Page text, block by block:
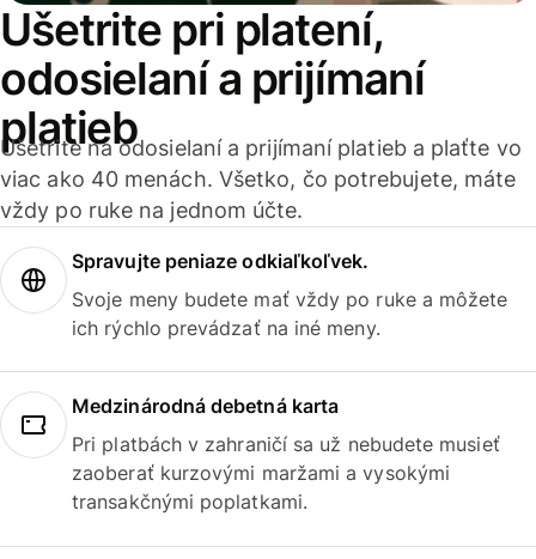
Ušetrite pri platení,
odosielaní a prijímaní
platieb
Ušetrite na odosielaní a prijímaní platieb a plaťte vo
viac ako 40 menách. Všetko, čo potrebujete, máte
vždy po ruke na jednom účte.
Spravujte peniaze odkiaľkoľvek.
Svoje meny budete mať vždy po ruke a môžete
ich rýchlo prevádzať na iné meny.
Medzinárodná debetná karta
Pri platbách v zahraničí sa už nebudete musieť
zaoberať kurzovými maržami a vysokými
transakčnými poplatkami.